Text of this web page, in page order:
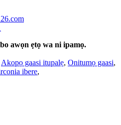
awọn ẹtọ wa ni ipamọ.
Akopọ gaasi itupalẹ, Onitumọ gaasi,
ibere,